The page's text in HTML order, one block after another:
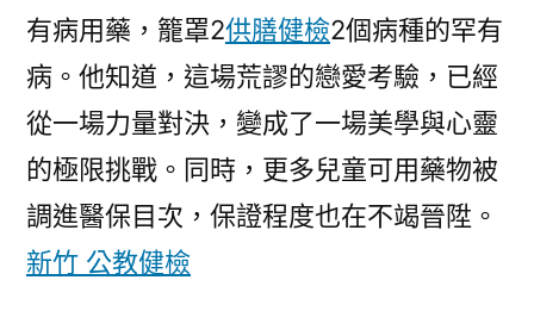
有病用藥，籠罩2供膳健檢2個病種的罕有
病。他知道，這場荒謬的戀愛考驗，已經
從一場力量對決，變成了一場美學與心靈
的極限挑戰。同時，更多兒童可用藥物被
調進醫保目次，保證程度也在不竭晉陞。
新竹 公教健檢